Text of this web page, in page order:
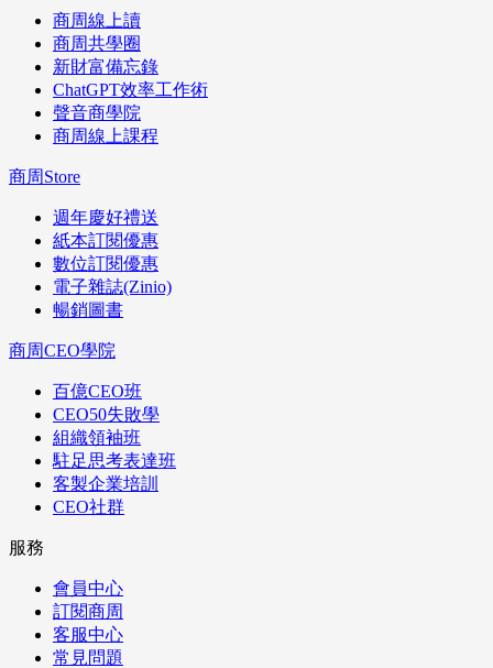
商周線上讀
商周共學圈
新財富備忘錄
ChatGPT效率工作術
聲音商學院
商周線上課程
商周Store
週年慶好禮送
紙本訂閱優惠
數位訂閱優惠
電子雜誌(Zinio)
暢銷圖書
商周CEO學院
百億CEO班
CEO50失敗學
組織領袖班
駐足思考表達班
客製企業培訓
CEO社群
服務
會員中心
訂閱商周
客服中心
常見問題